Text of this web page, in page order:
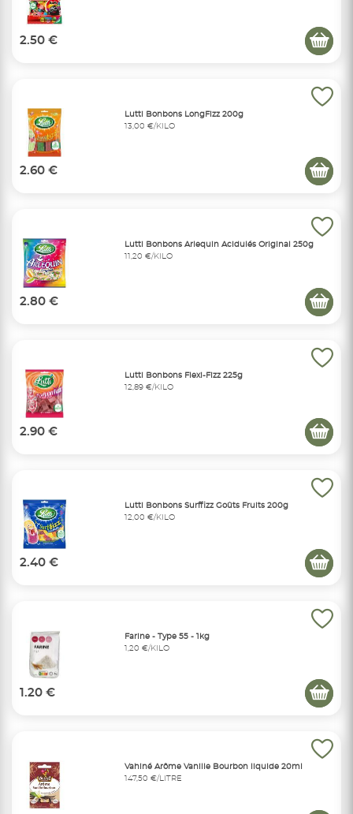
2.50 €
Lutti Bonbons LongFizz 200g
13,00 €/KILO
2.60 €
Lutti Bonbons Arlequin Acidulés Original 250g
11,20 €/KILO
2.80 €
Lutti Bonbons Flexi-Fizz 225g
12,89 €/KILO
2.90 €
Lutti Bonbons Surffizz Goûts Fruits 200g
12,00 €/KILO
2.40 €
Farine - Type 55 - 1kg
1,20 €/KILO
1.20 €
Vahiné Arôme Vanille Bourbon liquide 20ml
147,50 €/LITRE